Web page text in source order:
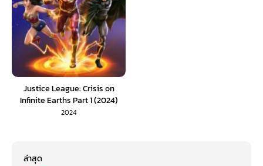
Justice League: Crisis on
Infinite Earths Part 1 (2024)
พากย์ไทย 1X
2024
ล่าสุด